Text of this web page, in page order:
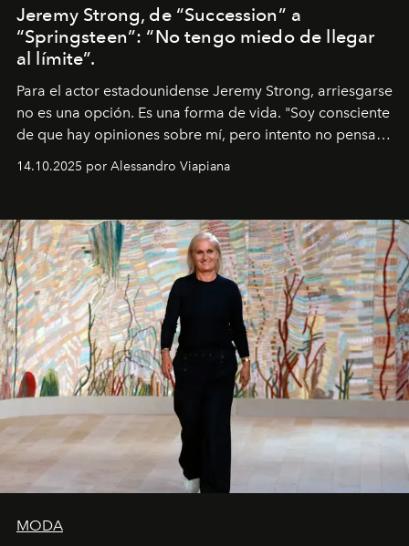
Jeremy Strong, de “Succession” a
“Springsteen”: “No tengo miedo de llegar
al límite”.
Para el actor estadounidense Jeremy Strong, arriesgarse
no es una opción. Es una forma de vida. "Soy consciente
de que hay opiniones sobre mí, pero intento no pensar
pérdida de tiempo", afirma.
14.10.2025 por Alessandro Viapiana
MODA